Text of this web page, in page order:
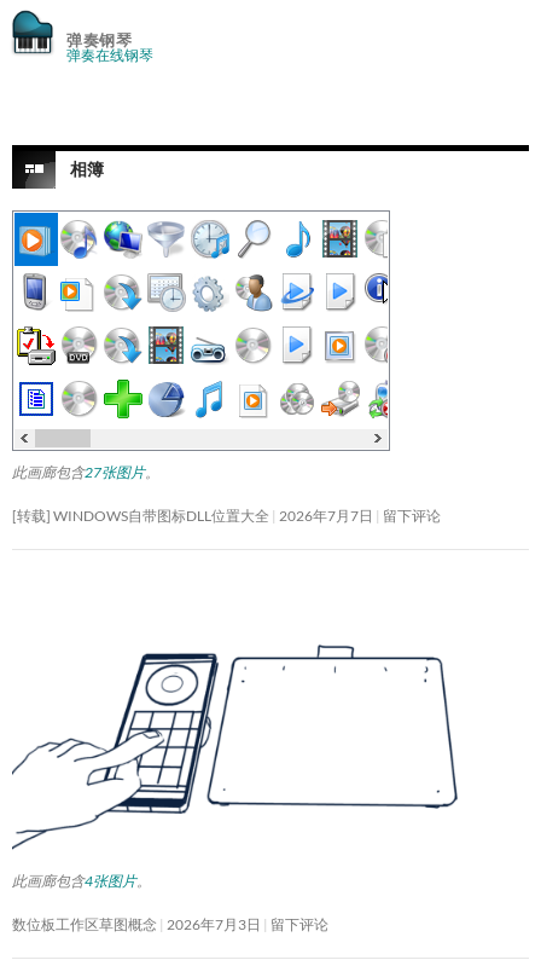
弹奏钢琴
弹奏在线钢琴
相簿
此画廊包含27张图片。
[转载] WINDOWS自带图标DLL位置大全 2026年7月7日 留下评论
此画廊包含4张图片。
数位板工作区草图概念 2026年7月3日 留下评论